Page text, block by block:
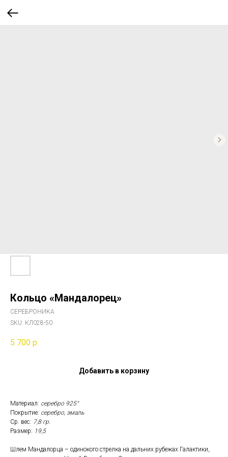
Кольцо «Мандалорец»
СЕРЕБРОНИКА
SKU: КЛ028-50
5 700 р.
Добавить в корзину
Материал: серебро 925°
Покрытие: серебро, эмаль
Ср. вес: 7,8 гр.
Размер: 19,5
Шлем Мандалорца – одинокого стрелка на дальних рубежах Галактики,